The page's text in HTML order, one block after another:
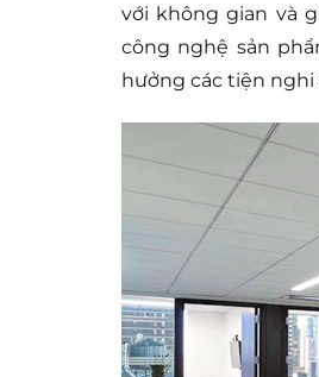
với không gian và
công nghệ sản
hưởng các tiện